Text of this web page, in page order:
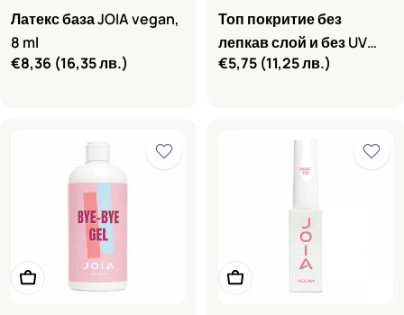
Латекс база JOIA vegan,
8 ml
Редовна
€8,36 (16,35 лв.)
Топ покритие без
лепкав слой и без UV
филтри Aqua Gloss JOIA
Редовна
€5,75 (11,25 лв.)
Добави в количката Добави в количката